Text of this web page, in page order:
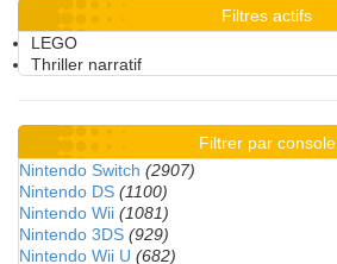
Filtres actifs
LEGO
Thriller narratif
Filtrer par console
Nintendo Switch (2907)
Nintendo DS (1100)
Nintendo Wii (1081)
Nintendo 3DS (929)
Nintendo Wii U (682)